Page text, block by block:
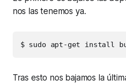
nos las tenemos ya.
$ sudo apt-get install
Tras esto nos bajamos la